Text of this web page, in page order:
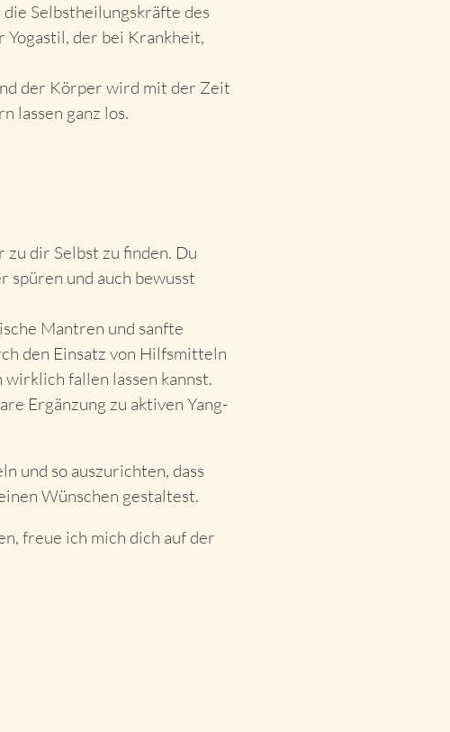
Selbstheilungskräfte des
der bei Krankheit,
der Körper wird mit der Zeit
lassen ganz los.
dir Selbst zu finden. Du
und auch bewusst
Mantren und sanfte
den Einsatz von Hilfsmitteln
wirklich fallen lassen kannst.
Ergänzung zu aktiven Yang-
und so auszurichten, dass
Wünschen gestaltest.
freue ich mich dich auf der